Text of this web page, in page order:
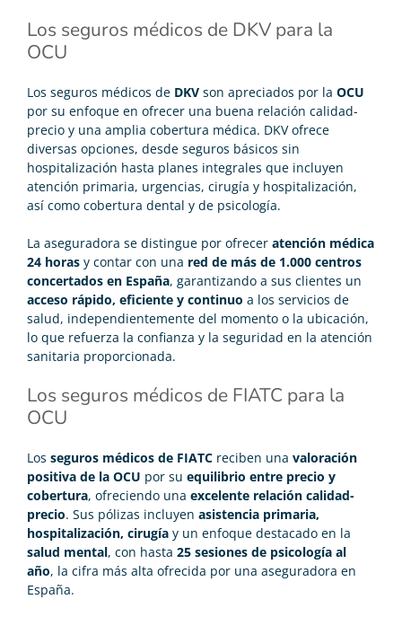
Los seguros médicos de DKV para la
OCU
Los seguros médicos de DKV son apreciados por la OCU
por su enfoque en ofrecer una buena relación calidad-
precio y una amplia cobertura médica. DKV ofrece
diversas opciones, desde seguros básicos sin
hospitalización hasta planes integrales que incluyen
atención primaria, urgencias, cirugía y hospitalización,
así como cobertura dental y de psicología.
La aseguradora se distingue por ofrecer atención médica
24 horas y contar con una red de más de 1.000 centros
concertados en España, garantizando a sus clientes un
acceso rápido, eficiente y continuo a los servicios de
salud, independientemente del momento o la ubicación,
lo que refuerza la confianza y la seguridad en la atención
sanitaria proporcionada.
Los seguros médicos de FIATC para la
OCU
Los seguros médicos de FIATC reciben una valoración
positiva de la OCU por su equilibrio entre precio y
cobertura, ofreciendo una excelente relación calidad-
precio. Sus pólizas incluyen asistencia primaria,
hospitalización, cirugía y un enfoque destacado en la
salud mental, con hasta 25 sesiones de psicología al
año, la cifra más alta ofrecida por una aseguradora en
España.